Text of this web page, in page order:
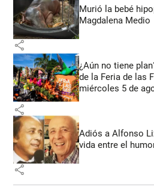
Murió la bebé
Magdalena Medio
share
¿Aún no tiene
de la Feria de las
miércoles 5 de
share
Adiós a Alfonso
vida entre el
share